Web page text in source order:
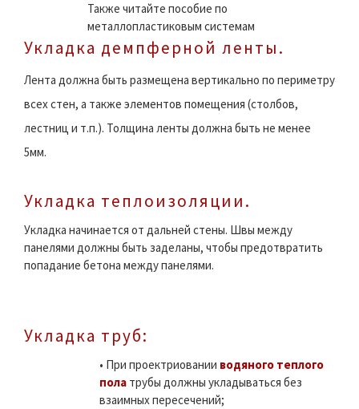
Также читайте пособие по
металлопластиковым системам
Укладка демпферной ленты.
Лента должна быть размещена вертикально по периметру
всех стен, а также элементов помещения (столбов,
лестниц и т.п.). Толщина ленты должна быть не менее
5мм.
Укладка теплоизоляции.
Укладка начинается от дальней стены. Швы между
панелями должны быть заделаны, чтобы предотвратить
попадание бетона между панелями.
Укладка труб:
• При проектриовании водяного теплого
пола трубы должны укладываться без
взаимных пересечений;